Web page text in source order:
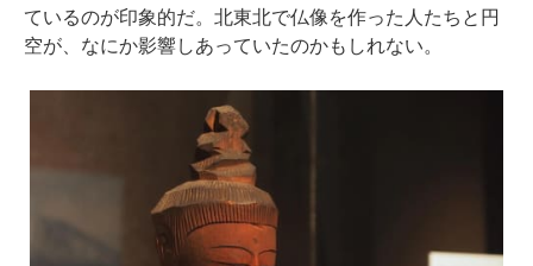
ているのが印象的だ。北東北で仏像を作った人たちと円
空が、なにか影響しあっていたのかもしれない。